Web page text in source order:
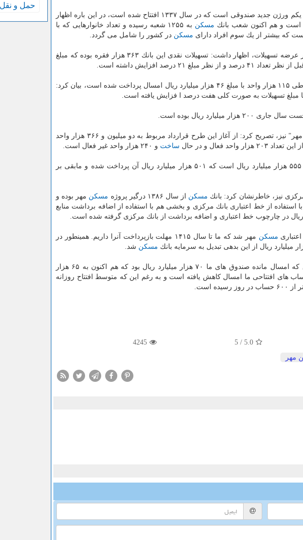
یكم ورژن جدید صندوقی است كه در سال ۱۳۳۷ افتتاح شده است، در این باره اظهار
مسكن
به ۱۲۵۵ شعبه رسیده و تعداد خانوارهایی كه با
كه بیشتر از یك سوم افراد دارای مسكن در كشور را شامل می گردد.
در عرضه تسهیلات، اظهار داشت: تسهیلات نقدی این بانك ۳۶۳ هزار فقره بوده كه مبلغ
اقساطی ۱۱۵ هزار واحد با مبلغ ۴۶ هزار میلیارد ریال امسال پرداخت شده است، بیان كرد:
مبلغ تسهیلات به صورت كلی هفت درصد ا فزایش یافته است.
رحیمی اناركی در مورد تسهیلات اعطایی به پروژه "مسكن مهر" نیز، تصریح كرد: از آغاز این طرح قرارداد مربوط به دو میلیون و ۳۶۶ هزار واحد
ساخت و ۲۴۰ هزار واحد غیر فعال است.
مهر ۵۵۵ هزار میلیارد ریال است كه ۵۰۱ هزار میلیارد ریال آن پرداخت شده و مابقی بر
نیز، خاطرنشان كرد: بانك مسكن از سال ۱۳۸۶ درگیر پروژه مسكن مهر بوده و
از خط اعتباری بانك مركزی و بخشی هم با استفاده از اضافه برداشت منابع
مسكن
مهر شد كه ما تا سال ۱۴۱۵ مهلت بازپرداخت آنرا داریم. همینطور در
مسكن شد.
رحیمی اناركی در بخش دیگری از این نشست، با بیان این كه امسال مانده صندوق های ما ۷۰ هزار میلیارد ریال بود كه هم اكنون به ۶۵ هزار
های افتتاحی ما امسال كاهش یافته است و به رغم این كه متوسط افتتاح روزانه
5.0
/
5
4245
مهر
حمل و نقل